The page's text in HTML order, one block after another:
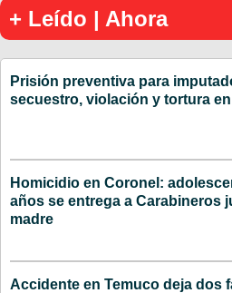
+ Leído | Ahora
Prisión preventiva para
secuestro, violación y tortura
Homicidio en Coronel:
años se entrega a Carabineros
madre
Accidente en Temuco deja dos